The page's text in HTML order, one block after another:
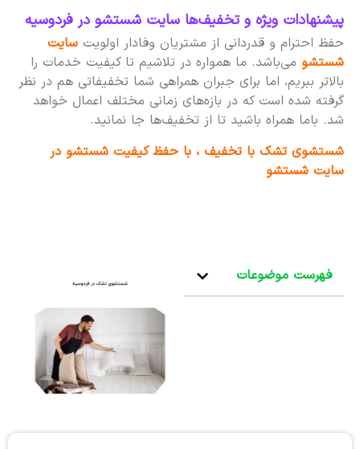
پیشنهادات ویژه و تخفیف‌ها سایت شستشو در فردوسیه
حفظ احترام و قدردانی از مشتریان وفادار اولویت سایت
شستشومی‌باشد. ما همواره در تلاشیم تا کیفیت خدمات را
بالاتر ببریم، اما برای جبران همراهی شما تخفیفاتی هم در نظر
گرفته شده است که در بازه‌های زمانی مختلف اعمال خواهد
شد. باما همراه باشید تا از تخفیف‌ها جا نمانید.
شستشوی تشک با تخفیف ، با حفظ کیفیت شستشو در
سایت شستشو
فهرست موضوعات